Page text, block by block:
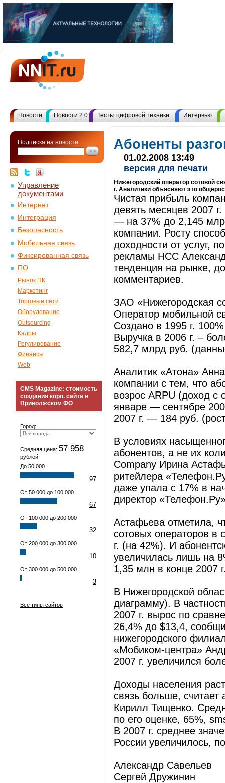
Новости Новости 2.0 Тесты цифровой техники Интервью
Подписка на новости:
Управление
документами
Интернет
Интеграция
Безопасность
Мобильная связь
Фиксированная связь
ПО
Рынок ПК
Маркетинг
Торговые сети
Оборудование
Outsourcing
Кадры
Регулирование
Финансы
Web
CMS Magazine: стоимость
создания корп. сайта в
Приволжском ФО
Город:
Средняя цена: 57 958
рублей
До 50 000
97
От 50 000 до 100 000
67
От 100 000 до 200 000
32
От 200 000 до 300 000
10
От 300 000 до 500 000
3
Все типы сайтов
Абоненты
01.02.2008 13:49
версия для печати
Нижегородский оператор сотовой
г. Аналитики объясняют это
Чистая прибыль
девять месяцев 2007
— на 37% до 2,145
компании. Росту
доходности от услуг,
рекламы НСС
тенденция на рынке,
комментариев.
ЗАО «Нижегородская
Оператор мобильной
Создано в 1995 г.
Выручка в 2006 г. –
582,7 млрд руб.
Аналитик «Атона»
компании с тем, что
возрос ARPU (доход с
январе — сентябре
2007 г. — 184 руб.
В условиях
абонентов, а не их
Company Ирина
ритейлера
даже упала с 17% в
директор
Астафьева отметила,
сотовых операторов в
г. (на 42%). И
увеличилась лишь на
1,35 млн в конце 2007
В Нижегородской
диаграмму). В
2007 г. вырос по
26,4% до $13,4,
нижегородского
«Мобиком-центра»
2007 г. увеличился
Доходы населения
связь больше,
Кирилл Тищенко.
по его оценке, 65%,
В 2007 г. среднее
России увеличилось,
Александр Савельев
Сергей Дружинин